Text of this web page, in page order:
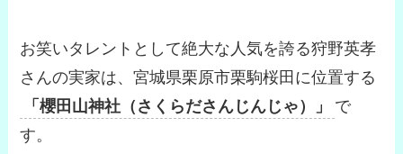
お笑いタレントとして絶大な人気を誇る狩野英孝
さんの実家は、宮城県栗原市栗駒桜田に位置する
「櫻田山神社（さくらださんじんじゃ）」
で
す。